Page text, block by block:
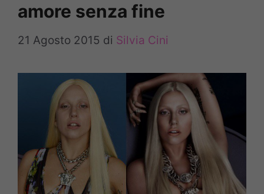
amore senza fine
21 Agosto 2015 di Silvia Cini